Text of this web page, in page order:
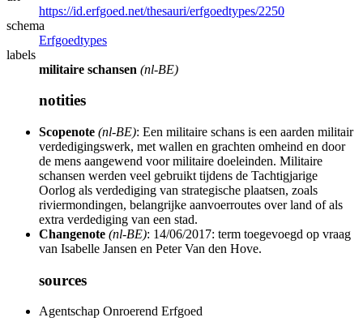
https://id.erfgoed.net/thesauri/erfgoedtypes/2250
schema
Erfgoedtypes
labels
militaire schansen (nl-BE)
notities
Scopenote (nl-BE): Een militaire schans is een aarden militair
verdedigingswerk, met wallen en grachten omheind en door
de mens aangewend voor militaire doeleinden. Militaire
schansen werden veel gebruikt tijdens de Tachtigjarige
Oorlog als verdediging van strategische plaatsen, zoals
riviermondingen, belangrijke aanvoerroutes over land of als
extra verdediging van een stad.
Changenote (nl-BE): 14/06/2017: term toegevoegd op vraag
van Isabelle Jansen en Peter Van den Hove.
sources
Agentschap Onroerend Erfgoed